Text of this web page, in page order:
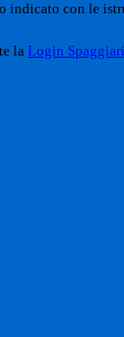
indicato con le
la Login Spaggiari